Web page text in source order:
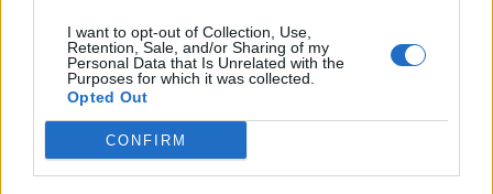
I want to opt-out of Collection, Use,
Retention, Sale, and/or Sharing of my
Personal Data that Is Unrelated with the
Purposes for which it was collected.
Opted Out
CONFIRM